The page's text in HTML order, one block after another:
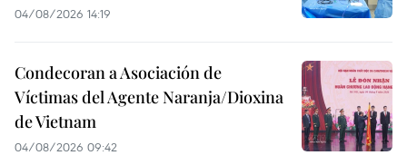
04/08/2026 14:19
Condecoran a Asociación de
Víctimas del Agente Naranja/Dioxina
de Vietnam
04/08/2026 09:42